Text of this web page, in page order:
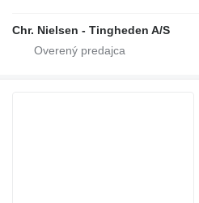
Chr. Nielsen - Tingheden A/S